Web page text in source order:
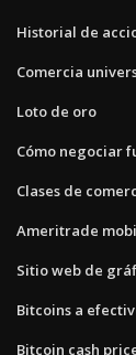
Historial de
Comercia
Loto de oro
Cómo negociar
Clases de
Ameritrade
Sitio web de
Bitcoins a
Bitcoin cash